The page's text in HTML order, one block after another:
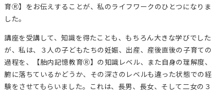
育Ⓡ】をお伝えすることが、私のライフワークのひとつになりま
した。
講座を受講して、知識を得たことも、もちろん大きな学びでした
が、私は、３人の子どもたちの妊娠、出産、産後直後の子育ての
過程を、【胎内記憶教育Ⓡ】の知識レベル、また自身の理解度、
腑に落ちているかどうか、その深さのレベルも違った状態での経
験をさせてもらいました。これは、長男、長女、そして二女の３